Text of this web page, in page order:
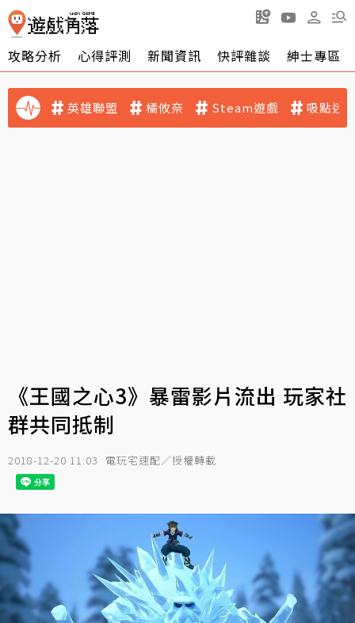
攻略分析 心得評測 新聞資訊 快評雜談 紳士專區
英雄聯盟 橘攸奈 Steam遊戲 吸點迷
《王國之心3》暴雷影片流出 玩家社
群共同抵制
2018-12-20 11:03 電玩宅速配／授權轉載